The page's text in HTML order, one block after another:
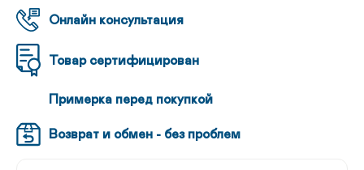
Онлайн консультация
Товар сертифицирован
Примерка перед покупкой
Возврат и обмен - без проблем